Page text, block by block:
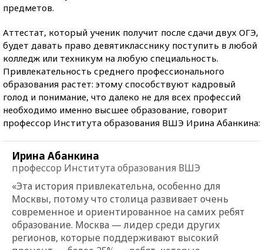
предметов.
Аттестат, который ученик получит после сдачи двух ОГЭ,
будет давать право девятикласснику поступить в любой
колледж или техникум на любую специальность.
Привлекательность среднего профессионального
образования растет: этому способствуют кадровый
голод и понимание, что далеко не для всех профессий
необходимо именно высшее образование, говорит
профессор Института образования ВШЭ Ирина Абанкина:
Ирина Абанкина
профессор Института образования ВШЭ
«Эта история привлекательна, особенно для
Москвы, потому что столица развивает очень
современное и ориентированное на самих ребят
образование. Москва — лидер среди других
регионов, которые поддерживают высокий